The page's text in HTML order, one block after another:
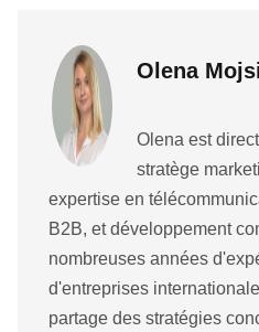
Olena
Olena est
stratège
expertise en
B2B, et développement
nombreuses années
d'entreprises
partage des stratégies